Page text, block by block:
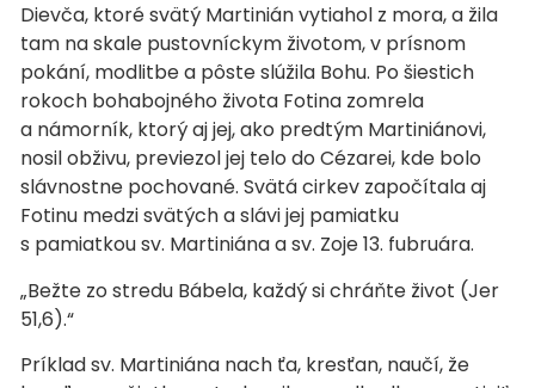
Dievča, ktoré svätý Martinián vytiahol z mora, a žila
tam na skale pustovníckym životom, v prísnom
pokání, modlitbe a pôste slúžila Bohu. Po šiestich
rokoch bohabojného života Fotina zomrela
a námorník, ktorý aj jej, ako predtým Martiniánovi,
nosil obživu, previezol jej telo do Cézarei, kde bolo
slávnostne pochované. Svätá cirkev započítala aj
Fotinu medzi svätých a slávi jej pamiatku
s pamiatkou sv. Martiniána a sv. Zoje 13. fubruára.
„Bežte zo stredu Bábela, každý si chráňte život (Jer
51,6).“
Príklad sv. Martiniána nach ťa, kresťan, naučí, že